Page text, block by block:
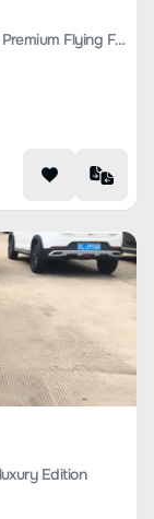
Xingtu Yaoguang 2023 400T Four-wheel drive Premium Flying Fish Edition
Edition